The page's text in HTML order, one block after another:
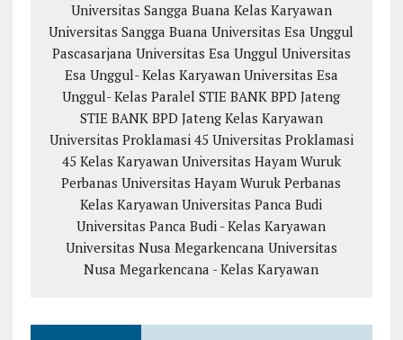
Universitas Sangga Buana Kelas Karyawan
Universitas Sangga Buana Universitas Esa Unggul
Pascasarjana Universitas Esa Unggul Universitas
Esa Unggul- Kelas Karyawan Universitas Esa
Unggul- Kelas Paralel STIE BANK BPD Jateng
STIE BANK BPD Jateng Kelas Karyawan
Universitas Proklamasi 45 Universitas Proklamasi
45 Kelas Karyawan Universitas Hayam Wuruk
Perbanas Universitas Hayam Wuruk Perbanas
Kelas Karyawan Universitas Panca Budi
Universitas Panca Budi - Kelas Karyawan
Universitas Nusa Megarkencana Universitas
Nusa Megarkencana - Kelas Karyawan